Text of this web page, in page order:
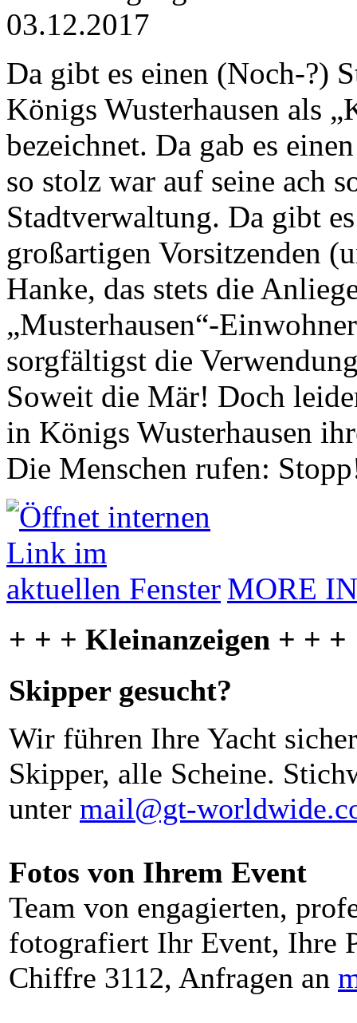
03.12.2017
Da gibt es einen (Noch-?)
Königs Wusterhausen als
bezeichnet. Da gab es
so stolz war auf seine ach
Stadtverwaltung. Da gibt
großartigen Vorsitzenden
Hanke, das stets die
„Musterhausen“-
sorgfältigst die
Soweit die Mär! Doch
in Königs Wusterhausen
Die Menschen rufen:
MORE
+ + + Kleinanzeigen + + +
Skipper gesucht?
Wir führen Ihre Yacht
Skipper, alle Scheine.
unter mail@gt-
Fotos von Ihrem Event
Team von engagierten,
fotografiert Ihr Event, Ihre
Chiffre 3112, Anfragen an